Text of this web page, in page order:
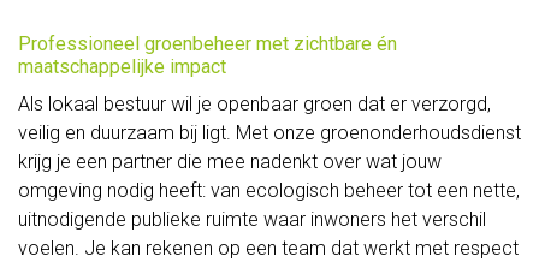
en
Feest
op
ons
Professioneel groenbeheer met zichtbare én
maatschappelijke impact
Als lokaal bestuur wil je openbaar groen dat er verzorgd,
veilig en duurzaam bij ligt. Met onze groenonderhoudsdienst
krijg je een partner die mee nadenkt over wat jouw
omgeving nodig heeft: van ecologisch beheer tot een nette,
uitnodigende publieke ruimte waar inwoners het verschil
voelen. Je kan rekenen op een team dat werkt met respect